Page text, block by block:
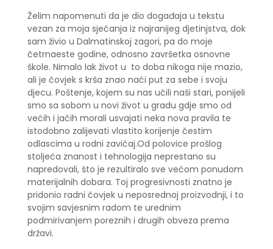
Želim napomenuti da je dio događaja u tekstu
vezan za moja sjećanja iz najranijeg djetinjstva, dok
sam živio u Dalmatinskoj zagori, pa do moje
četrnaeste godine, odnosno završetka osnovne
škole. Nimalo lak život u to doba nikoga nije mazio,
ali je čovjek s krša znao naći put za sebe i svoju
djecu. Poštenje, kojem su nas učili naši stari, ponijeli
smo sa sobom u novi život u gradu gdje smo od
većih i jačih morali usvajati neka nova pravila te
istodobno zalijevati vlastito korijenje čestim
odlascima u rodni zavičaj.Od polovice prošlog
stoljeća znanost i tehnologija neprestano su
napredovali, što je rezultiralo sve većom ponudom
materijalnih dobara. Toj progresivnosti znatno je
pridonio radni čovjek u neposrednoj proizvodnji, i to
svojim savjesnim radom te urednim
podmirivanjem poreznih i drugih obveza prema
državi.